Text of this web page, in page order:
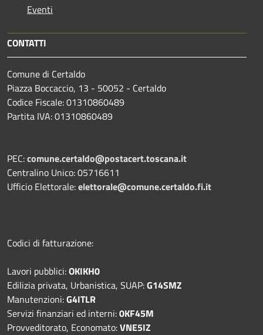
Eventi
CONTATTI
Comune di Certaldo
Piazza Boccaccio, 13 - 50052 - Certaldo
Codice Fiscale: 01310860489
Partita IVA: 01310860489
PEC:comune.certaldo@postacert.toscana.it
Centralino Unico: 05716611
Ufficio Elettorale:elettorale@comune.certaldo.fi.it
Codici di fatturazione:
Lavori pubblici:OKIKH0
Edilizia privata, Urbanistica, SUAP:G14SMZ
Manutenzioni:G4ITLR
Servizi finanziari ed interni:0KF45M
Provveditorato, Economato:VNE5IZ